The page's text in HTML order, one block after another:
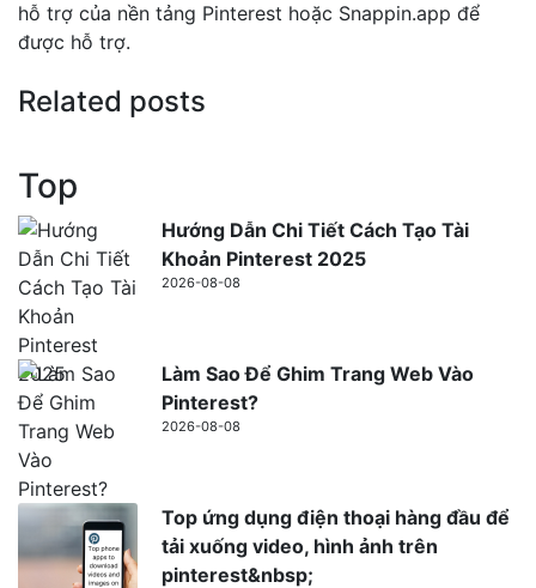
hỗ trợ của nền tảng Pinterest hoặc Snappin.app để
được hỗ trợ.
Related posts
Top
Hướng Dẫn Chi Tiết Cách Tạo Tài
Khoản Pinterest 2025
2026-08-08
Làm Sao Để Ghim Trang Web Vào
Pinterest?
2026-08-08
Top ứng dụng điện thoại hàng đầu để
tải xuống video, hình ảnh trên
pinterest&nbsp;